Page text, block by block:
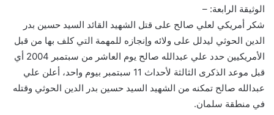
الوثيقة الرابعة: –
شكر أمريكي لعلي صالح على قتل الشهيد القائد السيد حسين بدر
الدين الحوثي ليدلل على ولائه وإنجازه للمهمة التي كلف بها من قبل
الأمريكيين حدد علي عبدالله صالح يوم العاشر من سبتمبر 2004 أي
قبل موعد الذكرى الثالثة لأحداث 11 سبتمبر بيوم واحد، أعلن علي
عبدالله صالح تمكنه من الشهيد السيد حسين بدر الدين الحوثي وقتله
في منطقة سلمان.